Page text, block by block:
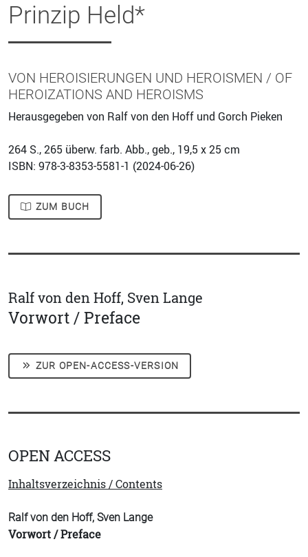
Prinzip Held*
VON HEROISIERUNGEN UND HEROISMEN / OF
HEROIZATIONS AND HEROISMS
Herausgegeben von Ralf von den Hoff und Gorch Pieken
264 S., 265 überw. farb. Abb., geb., 19,5 x 25 cm
ISBN: 978-3-8353-5581-1 (2024-06-26)
ZUM BUCH
Ralf von den Hoff, Sven Lange
Vorwort / Preface
ZUR OPEN-ACCESS-VERSION
OPEN ACCESS
Inhaltsverzeichnis / Contents
Ralf von den Hoff, Sven Lange
Vorwort / Preface